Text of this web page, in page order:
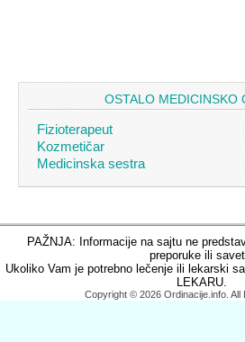
OSTALO MEDICINSKO
Fizioterapeut
Kozmetičar
Medicinska sestra
PAŽNJA: Informacije na sajtu ne
preporuke ili
Ukoliko Vam je potrebno lečenje ili lekarski
LEKARU.
Copyright © 2026 Ordinacije.info. All